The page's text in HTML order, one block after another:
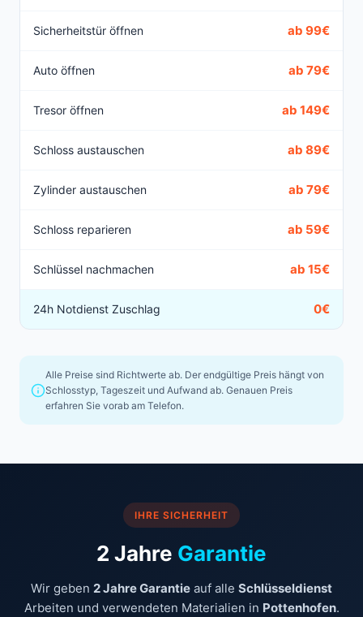
Sicherheitstür öffnen ab 99€
Auto öffnen ab 79€
Tresor öffnen ab 149€
Schloss austauschen ab 89€
Zylinder austauschen ab 79€
Schloss reparieren ab 59€
Schlüssel nachmachen ab 15€
24h Notdienst Zuschlag 0€
Alle Preise sind Richtwerte ab. Der endgültige Preis hängt von
Schlosstyp, Tageszeit und Aufwand ab. Genauen Preis
erfahren Sie vorab am Telefon.
IHRE SICHERHEIT
2 Jahre Garantie
Wir geben 2 Jahre Garantie auf alle Schlüsseldienst
Arbeiten und verwendeten Materialien in Pottenhofen.